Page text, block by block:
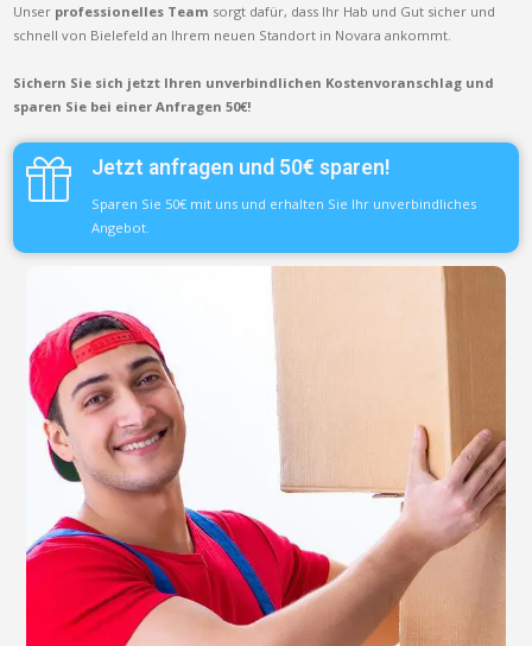
Unser professionelles Team sorgt dafür, dass Ihr Hab und Gut sicher und
schnell von Bielefeld an Ihrem neuen Standort in Novara ankommt.
Sichern Sie sich jetzt Ihren unverbindlichen Kostenvoranschlag und
sparen Sie bei einer Anfragen 50€!
Jetzt anfragen und 50€ sparen!
Sparen Sie 50€ mit uns und erhalten Sie Ihr unverbindliches
Angebot.